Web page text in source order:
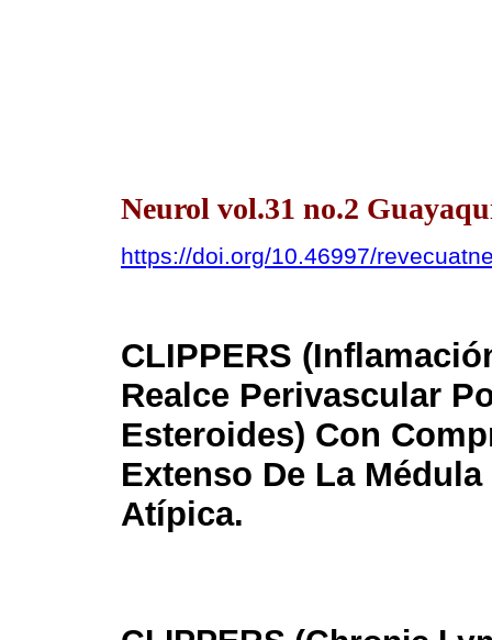
Neurol vol.31 no.2
https://doi.org/10.46997/
CLIPPERS
Realce Perivascular
Esteroides) Con
Extenso De La
Atípica.